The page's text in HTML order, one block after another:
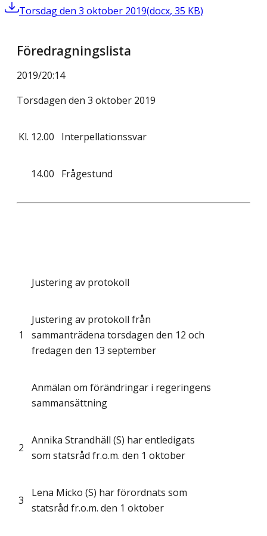
Torsdag den 3 oktober 2019(docx, 35 KB)
Föredragningslista
2019/20:14
Torsdagen den 3 oktober 2019
Kl. 12.00 Interpellationssvar
14.00 Frågestund
Justering av protokoll
1
Justering av protokoll från
sammanträdena torsdagen den 12 och
fredagen den 13 september
Anmälan om förändringar i regeringens
sammansättning
2
Annika Strandhäll (S) har entledigats
som statsråd fr.o.m. den 1 oktober
3
Lena Micko (S) har förordnats som
statsråd fr.o.m. den 1 oktober